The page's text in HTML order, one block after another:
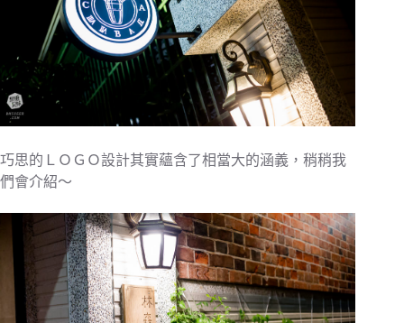
巧思的ＬＯＧＯ設計其實蘊含了相當大的涵義，稍稍我
們會介紹～